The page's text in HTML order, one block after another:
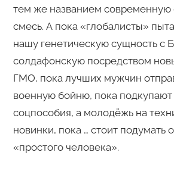
тем же названием современную
смесь. А пока «глобалисты»
нашу генетическую сущность с
солдафонскую посредством
ГМО, пока лучших мужчин
военную бойню, пока
соцпособия, а молодёжь на
новинки, пока … стоит подумать
«простого человека».